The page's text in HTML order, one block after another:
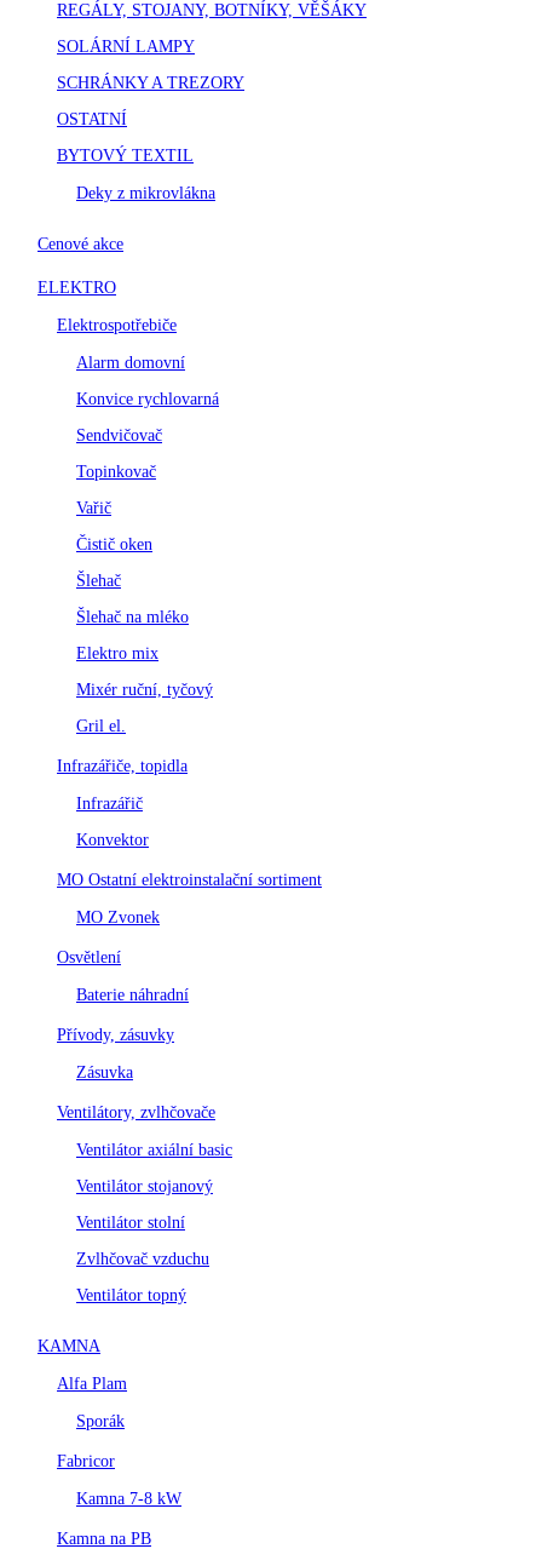
REGÁLY, STOJANY, BOTNÍKY, VĚŠÁKY
SOLÁRNÍ LAMPY
SCHRÁNKY A TREZORY
OSTATNÍ
BYTOVÝ TEXTIL
Deky z mikrovlákna
Cenové akce
ELEKTRO
Elektrospotřebiče
Alarm domovní
Konvice rychlovarná
Sendvičovač
Topinkovač
Vařič
Čistič oken
Šlehač
Šlehač na mléko
Elektro mix
Mixér ruční, tyčový
Gril el.
Infrazářiče, topidla
Infrazářič
Konvektor
MO Ostatní elektroinstalační sortiment
MO Zvonek
Osvětlení
Baterie náhradní
Přívody, zásuvky
Zásuvka
Ventilátory, zvlhčovače
Ventilátor axiální basic
Ventilátor stojanový
Ventilátor stolní
Zvlhčovač vzduchu
Ventilátor topný
KAMNA
Alfa Plam
Sporák
Fabricor
Kamna 7-8 kW
Kamna na PB